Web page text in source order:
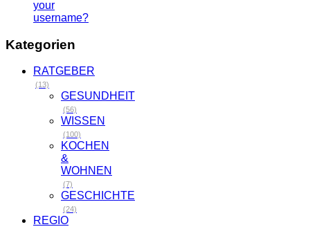
your
username?
Kategorien
RATGEBER
(13)
GESUNDHEIT
(56)
WISSEN
(100)
KOCHEN
&
WOHNEN
(7)
GESCHICHTE
(24)
REGIO